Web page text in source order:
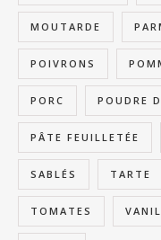
MOUTARDE
POIVRONS
PORC POUDRE
PÂTE FEUILLETÉE
SABLÉS TARTE
TOMATES